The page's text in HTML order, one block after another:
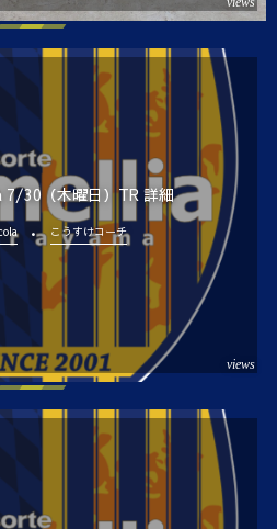
30（木曜日）TR 詳細
こうすけコーチ
views